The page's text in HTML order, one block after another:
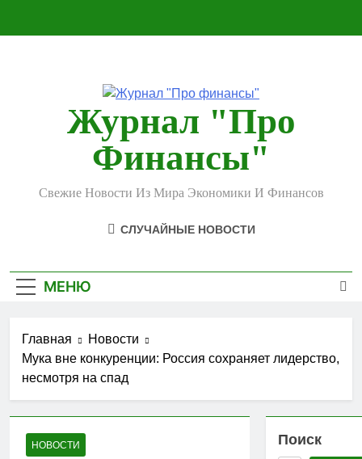
Журнал "Про
Финансы"
Свежие Новости Из Мира Экономики И Финансов
СЛУЧАЙНЫЕ НОВОСТИ
МЕНЮ
Главная
Новости
Мука вне конкуренции: Россия сохраняет лидерство,
несмотря на спад
НОВОСТИ Поиск